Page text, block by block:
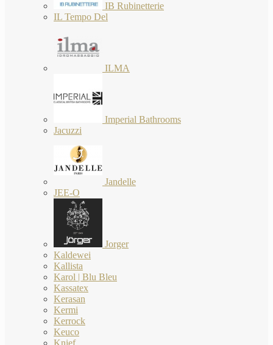
IB Rubinetterie
IL Tempo Del
ILMA
Imperial Bathrooms
Jacuzzi
Jandelle
JEE-O
Jorger
Kaldewei
Kallista
Karol | Blu Bleu
Kassatex
Kerasan
Kermi
Kerrock
Keuco